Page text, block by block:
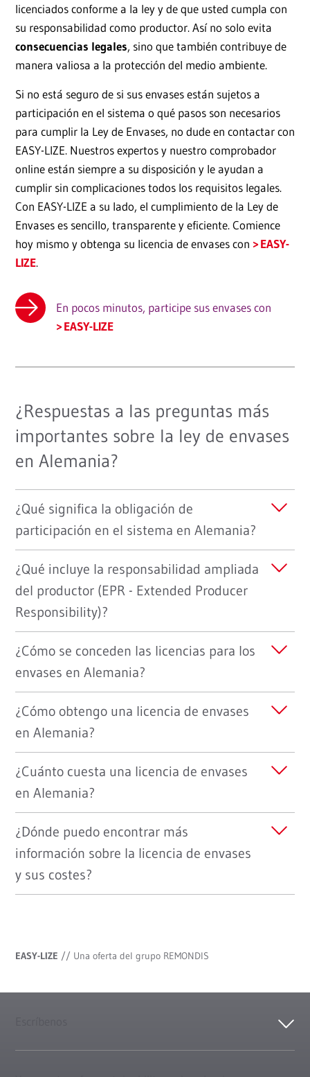
licenciados conforme a la ley y de que usted cumpla con
su responsabilidad como productor. Así no solo evita
consecuencias legales, sino que también contribuye de
manera valiosa a la protección del medio ambiente.
Si no está seguro de si sus envases están sujetos a
participación en el sistema o qué pasos son necesarios
para cumplir la Ley de Envases, no dude en contactar con
EASY-LIZE. Nuestros expertos y nuestro comprobador
online están siempre a su disposición y le ayudan a
cumplir sin complicaciones todos los requisitos legales.
Con EASY-LIZE a su lado, el cumplimiento de la Ley de
Envases es sencillo, transparente y eficiente. Comience
hoy mismo y obtenga su licencia de envases con
EASY-
LIZE.
En pocos minutos, participe sus envases con
EASY-LIZE
¿Respuestas a las preguntas más
importantes sobre la ley de envases
en Alemania?
¿Qué significa la obligación de
participación en el sistema en Alemania?
¿Qué incluye la responsabilidad ampliada
del productor (EPR - Extended Producer
Responsibility)?
¿Cómo se conceden las licencias para los
envases en Alemania?
¿Cómo obtengo una licencia de envases
en Alemania?
¿Cuánto cuesta una licencia de envases
en Alemania?
¿Dónde puedo encontrar más
información sobre la licencia de envases
y sus costes?
EASY-LIZE // Una oferta del grupo REMONDIS